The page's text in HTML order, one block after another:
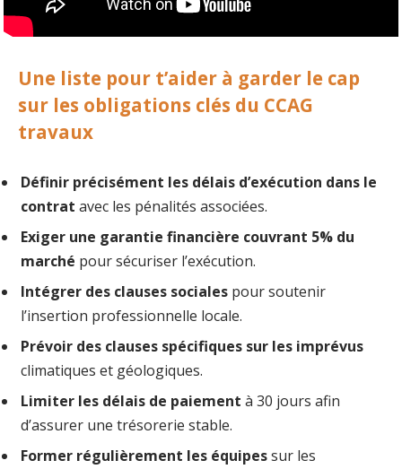
Une liste pour t’aider à garder le cap
sur les obligations clés du CCAG
travaux
Définir précisément les délais d’exécution dans le
contrat avec les pénalités associées.
Exiger une garantie financière couvrant 5% du
marché pour sécuriser l’exécution.
Intégrer des clauses sociales pour soutenir
l’insertion professionnelle locale.
Prévoir des clauses spécifiques sur les imprévus
climatiques et géologiques.
Limiter les délais de paiement à 30 jours afin
d’assurer une trésorerie stable.
Former régulièrement les équipessur les